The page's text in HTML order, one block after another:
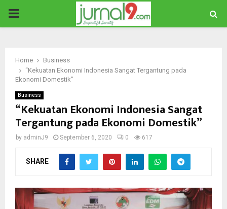
PRIMARY
Home
Business
“Kekuatan Ekonomi Indonesia Sangat Tergantung pada
Ekonomi Domestik”
Business
“Kekuatan Ekonomi Indonesia Sangat
Tergantung pada Ekonomi Domestik”
by adminJ9 September 6, 2020 0 617
SHARE